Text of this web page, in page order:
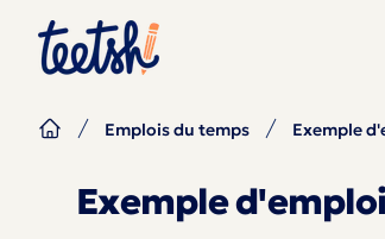
Emplois du temps Exemple
Exemple